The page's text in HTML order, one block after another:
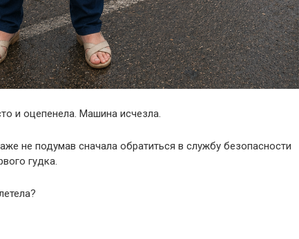
и оцепенела. Машина исчезла.
не подумав сначала обратиться в службу безопасности
гудка.